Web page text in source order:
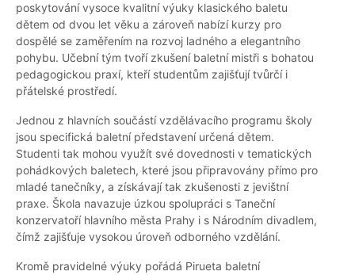
poskytování vysoce kvalitní výuky klasického baletu
dětem od dvou let věku a zároveň nabízí kurzy pro
dospělé se zaměřením na rozvoj ladného a elegantního
pohybu. Učební tým tvoří zkušení baletní mistři s bohatou
pedagogickou praxí, kteří studentům zajišťují tvůrčí i
přátelské prostředí.
Jednou z hlavních součástí vzdělávacího programu školy
jsou specifická baletní představení určená dětem.
Studenti tak mohou využít své dovednosti v tematických
pohádkových baletech, které jsou připravovány přímo pro
mladé tanečníky, a získávají tak zkušenosti z jevištní
praxe. Škola navazuje úzkou spolupráci s Taneční
konzervatoří hlavního města Prahy i s Národním divadlem,
čímž zajišťuje vysokou úroveň odborného vzdělání.
Kromě pravidelné výuky pořádá Pirueta baletní